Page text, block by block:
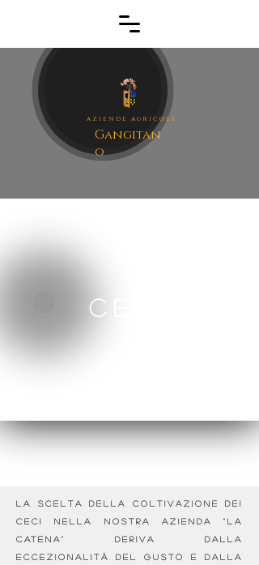
aziende agricole
Gangitan
o
Ceci
La scelta della coltivazione dei
ceci nella nostra azienda "La
Catena" deriva dalla
eccezionalità del gusto e dalla